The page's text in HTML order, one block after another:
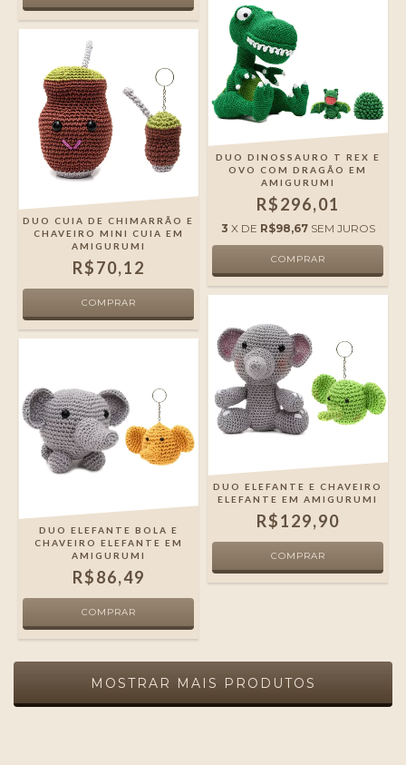
DUO CUIA DE CHIMARRÃO E
CHAVEIRO MINI CUIA EM
AMIGURUMI
R$70,12
DUO DINOSSAURO T REX E
OVO COM DRAGÃO EM
AMIGURUMI
R$296,01
3 X DE R$98,67 SEM JUROS
DUO ELEFANTE BOLA E
CHAVEIRO ELEFANTE EM
AMIGURUMI
R$86,49
DUO ELEFANTE E CHAVEIRO
ELEFANTE EM AMIGURUMI
R$129,90
MOSTRAR MAIS PRODUTOS